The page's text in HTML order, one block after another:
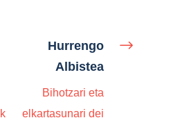
Hurrengo
Albistea
Bihotzari eta
elkartasunari dei